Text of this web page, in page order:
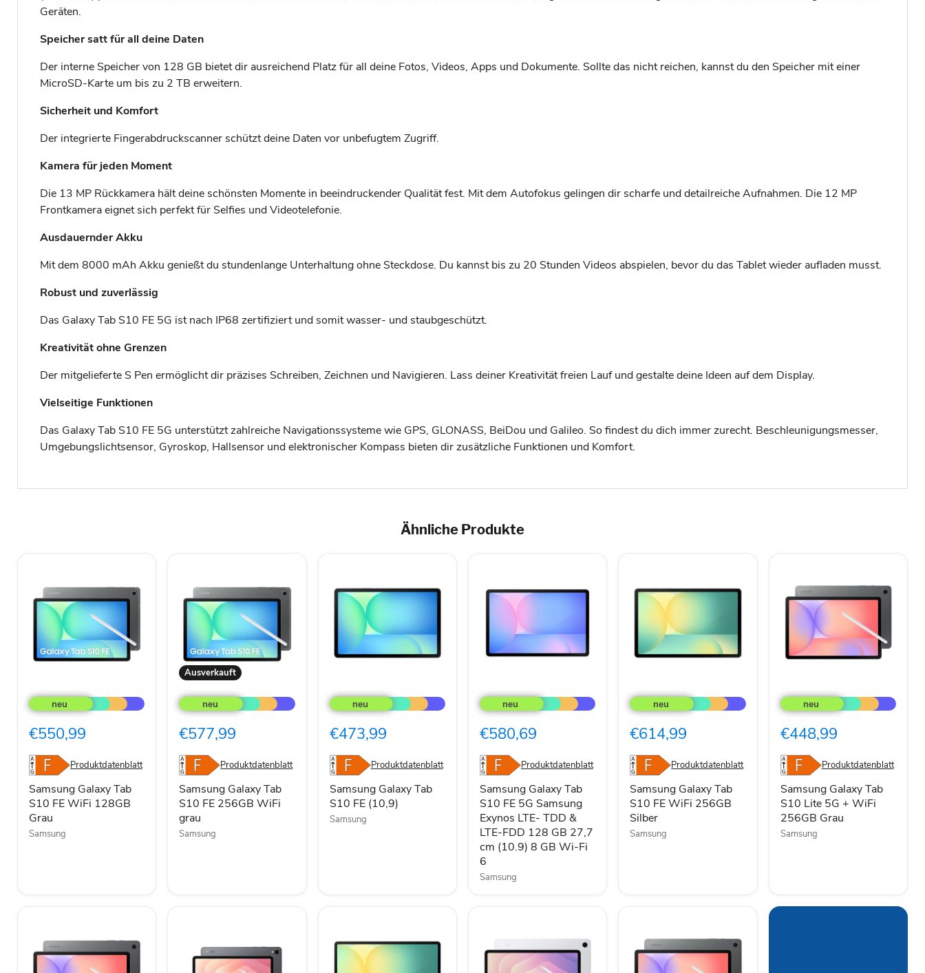
Geräten.
Speicher satt für all deine Daten
Der interne Speicher von 128 GB bietet dir ausreichend Platz für all deine Fotos, Videos, Apps und Dokumente. Sollte das nicht reichen, kannst du den Speicher mit einer
MicroSD-Karte um bis zu 2 TB erweitern.
Sicherheit und Komfort
Der integrierte Fingerabdruckscanner schützt deine Daten vor unbefugtem Zugriff.
Kamera für jeden Moment
Die 13 MP Rückkamera hält deine schönsten Momente in beeindruckender Qualität fest. Mit dem Autofokus gelingen dir scharfe und detailreiche Aufnahmen. Die 12 MP
Frontkamera eignet sich perfekt für Selfies und Videotelefonie.
Ausdauernder Akku
Mit dem 8000 mAh Akku genießt du stundenlange Unterhaltung ohne Steckdose. Du kannst bis zu 20 Stunden Videos abspielen, bevor du das Tablet wieder aufladen musst.
Robust und zuverlässig
Das Galaxy Tab S10 FE 5G ist nach IP68 zertifiziert und somit wasser- und staubgeschützt.
Kreativität ohne Grenzen
Der mitgelieferte S Pen ermöglicht dir präzises Schreiben, Zeichnen und Navigieren. Lass deiner Kreativität freien Lauf und gestalte deine Ideen auf dem Display.
Vielseitige Funktionen
Das Galaxy Tab S10 FE 5G unterstützt zahlreiche Navigationssysteme wie GPS, GLONASS, BeiDou und Galileo. So findest du dich immer zurecht. Beschleunigungsmesser,
Umgebungslichtsensor, Gyroskop, Hallsensor und elektronischer Kompass bieten dir zusätzliche Funktionen und Komfort.
Ähnliche Produkte
Galaxy
Tab
FE
128GB
Grau
€550,99
Produktdatenblatt
Samsung Galaxy Tab
S10 FE WiFi 128GB
Grau
Samsung
Ausverkauft
Galaxy
Tab
FE
WiFi
grau
€577,99
Produktdatenblatt
Samsung Galaxy Tab
S10 FE 256GB WiFi
grau
Samsung
Galaxy
Tab
FE
€473,99
Produktdatenblatt
Samsung Galaxy Tab
S10 FE (10,9)
Samsung
Galaxy
Tab
FE
Samsung
Exynos
LTE-
TDD
&
LTE-
FDD
128
GB
27,7
cm
Fi
€580,69
Produktdatenblatt
Samsung Galaxy Tab
S10 FE 5G Samsung
Exynos LTE- TDD &
LTE-FDD 128 GB 27,7
cm (10.9) 8 GB Wi-Fi
6
Samsung
Galaxy
Tab
FE
256GB
Silber
€614,99
Produktdatenblatt
Samsung Galaxy Tab
S10 FE WiFi 256GB
Silber
Samsung
Galaxy
Tab
Lite
+
WiFi
256GB
Grau
€448,99
Produktdatenblatt
Samsung Galaxy Tab
S10 Lite 5G + WiFi
256GB Grau
Samsung